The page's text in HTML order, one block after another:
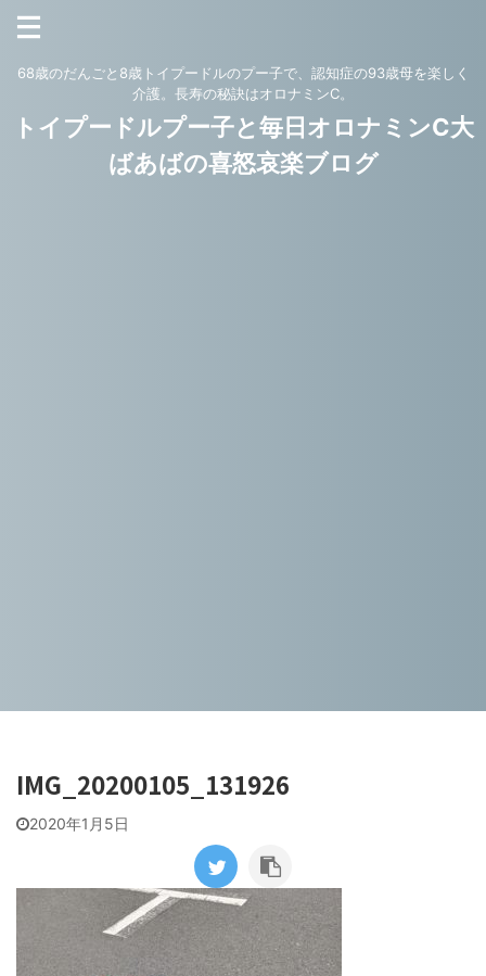
68歳のだんごと8歳トイプードルのプー子で、認知症の93歳母を楽しく
介護。長寿の秘訣はオロナミンC。
トイプードルプー子と毎日オロナミンC大
ばあばの喜怒哀楽ブログ
IMG_20200105_131926
2020年1月5日